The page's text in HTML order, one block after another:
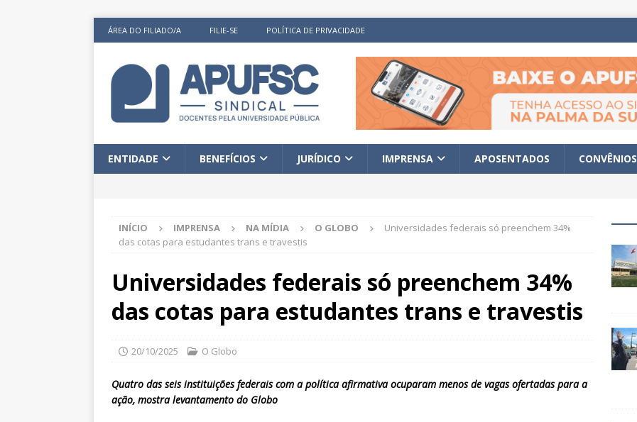
ÁREA DO FILIADO/A FILIE-SE POLÍTICA DE PRIVACIDADE
ENTIDADE BENEFÍCIOS JURÍDICO IMPRENSA APOSENTADOS CONVÊNIOS
INÍCIO IMPRENSA NA MÍDIA O GLOBO
Universidades federais só preenchem 34%
das cotas para estudantes trans e travestis
Universidades federais só preenchem 34%
das cotas para estudantes trans e travestis
20/10/2025 O Globo
Quatro das seis instituições federais com a política afirmativa ocuparam menos de vagas ofertadas para a
ação, mostra levantamento do Globo